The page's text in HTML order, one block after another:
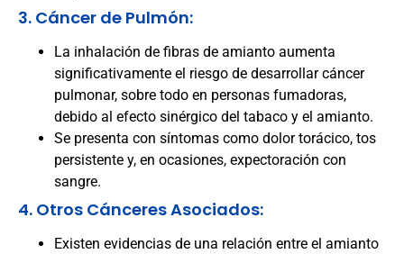
3. Cáncer de Pulmón:
La inhalación de fibras de amianto aumenta
significativamente el riesgo de desarrollar cáncer
pulmonar, sobre todo en personas fumadoras,
debido al efecto sinérgico del tabaco y el amianto.
Se presenta con síntomas como dolor torácico, tos
persistente y, en ocasiones, expectoración con
sangre.
4. Otros Cánceres Asociados:
Existen evidencias de una relación entre el amianto